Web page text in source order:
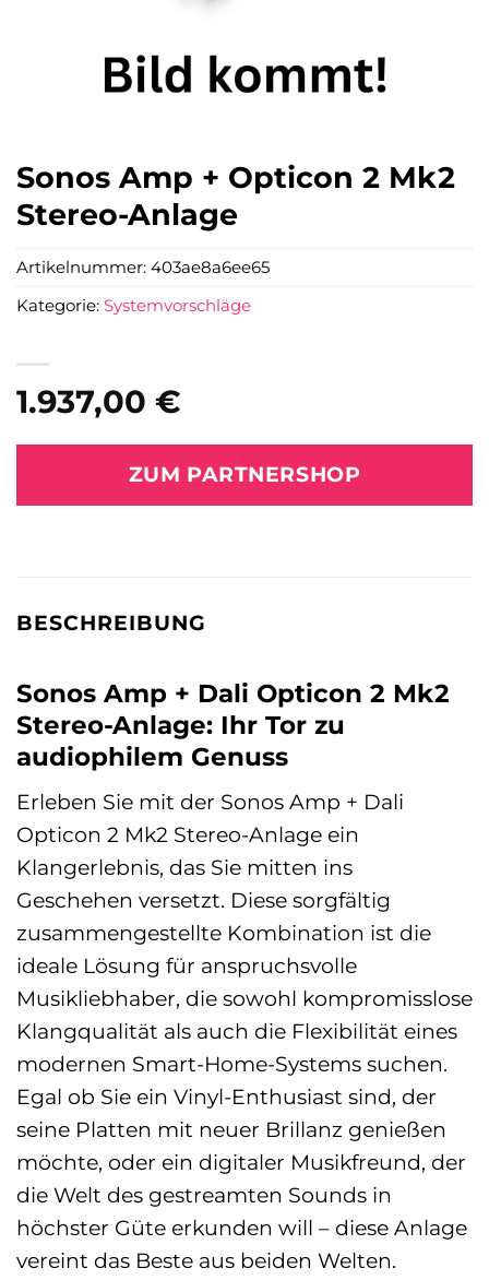
Sonos Amp + Opticon 2 Mk2
Stereo-Anlage
1.937,00 €
ZUM PARTNERSHOP
Artikelnummer: 403ae8a6ee65
Kategorie: Systemvorschläge
BESCHREIBUNG
Sonos Amp + Dali Opticon 2 Mk2
Stereo-Anlage: Ihr Tor zu
audiophilem Genuss
Erleben Sie mit der Sonos Amp + Dali
Opticon 2 Mk2 Stereo-Anlage ein
Klangerlebnis, das Sie mitten ins
Geschehen versetzt. Diese sorgfältig
zusammengestellte Kombination ist die
ideale Lösung für anspruchsvolle
Musikliebhaber, die sowohl kompromisslose
Klangqualität als auch die Flexibilität eines
modernen Smart-Home-Systems suchen.
Egal ob Sie ein Vinyl-Enthusiast sind, der
seine Platten mit neuer Brillanz genießen
möchte, oder ein digitaler Musikfreund, der
die Welt des gestreamten Sounds in
höchster Güte erkunden will – diese Anlage
vereint das Beste aus beiden Welten.